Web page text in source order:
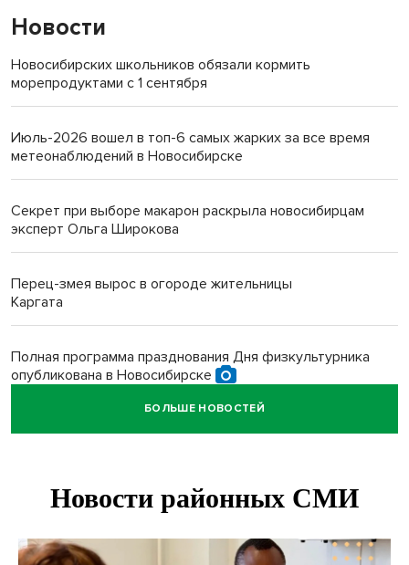
Новости
Новосибирских школьников обязали кормить
морепродуктами с 1 сентября
Июль-2026 вошел в топ-6 самых жарких за все время
метеонаблюдений в Новосибирске
Секрет при выборе макарон раскрыла новосибирцам
эксперт Ольга Широкова
Перец-змея вырос в огороде жительницы
Каргата
Полная программа празднования Дня физкультурника
опубликована в Новосибирске
Прогноз погоды на 8-9 августа в Новосибирске сделали
Площадки для контроля перегруза начали строить на
БОЛЬШЕ НОВОСТЕЙ